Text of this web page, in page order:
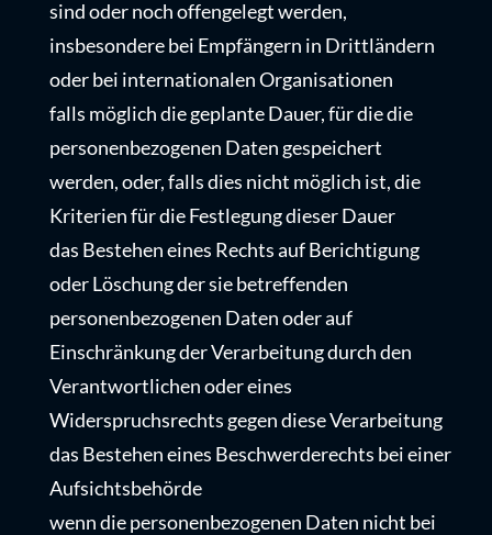
sind oder noch offengelegt werden,
insbesondere bei Empfängern in Drittländern
oder bei internationalen Organisationen
falls möglich die geplante Dauer, für die die
personenbezogenen Daten gespeichert
werden, oder, falls dies nicht möglich ist, die
Kriterien für die Festlegung dieser Dauer
das Bestehen eines Rechts auf Berichtigung
oder Löschung der sie betreffenden
personenbezogenen Daten oder auf
Einschränkung der Verarbeitung durch den
Verantwortlichen oder eines
Widerspruchsrechts gegen diese Verarbeitung
das Bestehen eines Beschwerderechts bei einer
Aufsichtsbehörde
wenn die personenbezogenen Daten nicht bei